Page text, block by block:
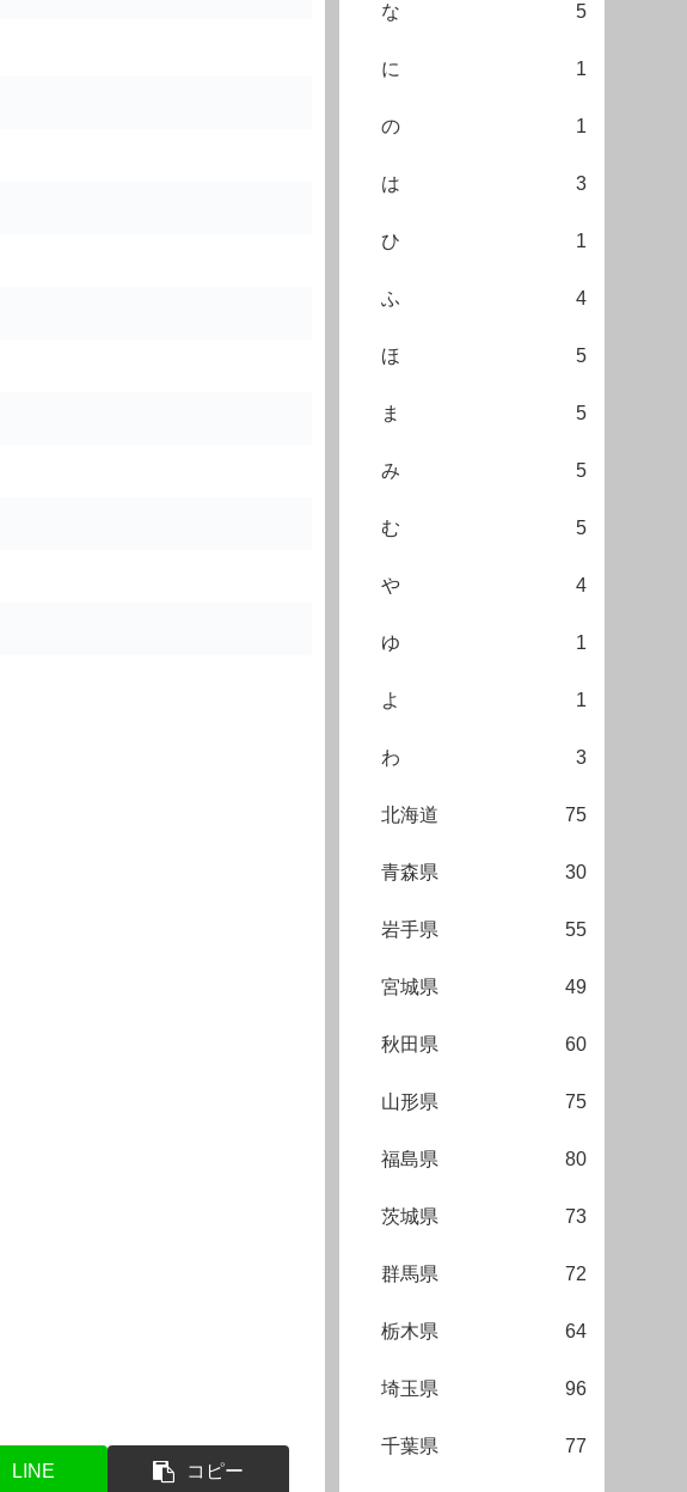
LINE コピー
な 5
に 1
の 1
は 3
ひ 1
ふ 4
ほ 5
ま 5
み 5
む 5
や 4
ゆ 1
よ 1
わ 3
北海道 75
青森県 30
岩手県 55
宮城県 49
秋田県 60
山形県 75
福島県 80
茨城県 73
群馬県 72
栃木県 64
埼玉県 96
千葉県 77